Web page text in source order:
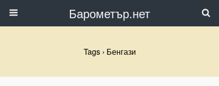
Барометър.нет
Tags › Бенгази